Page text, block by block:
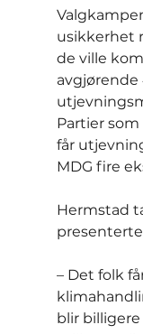
usikkerhet
de ville
Partier
får
MDG fire
Hermstad
– Det folk
blir